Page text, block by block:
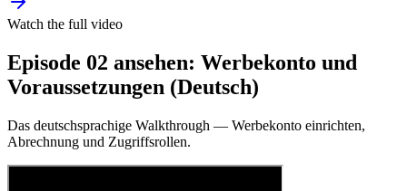
Watch the full video
Episode 02 ansehen: Werbekonto und
Voraussetzungen (Deutsch)
Das deutschsprachige Walkthrough — Werbekonto einrichten,
Abrechnung und Zugriffsrollen.